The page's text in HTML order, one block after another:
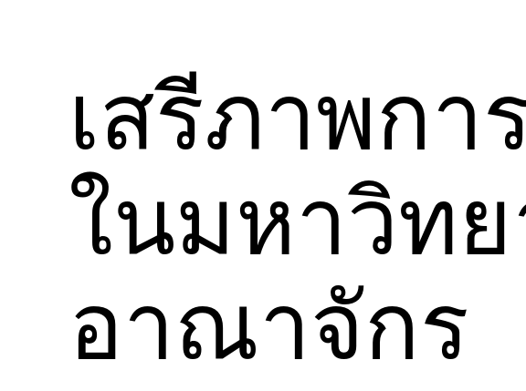
เสรีภาพก
ในมหาวิท
อาณาจักร